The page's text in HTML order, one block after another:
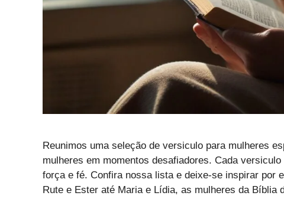
Reunimos uma seleção de versiculo para mulheres
mulheres em momentos desafiadores. Cada
força e fé. Confira nossa lista e deixe-se inspirar por
Rute e Ester até Maria e Lídia, as mulheres da Bíblia